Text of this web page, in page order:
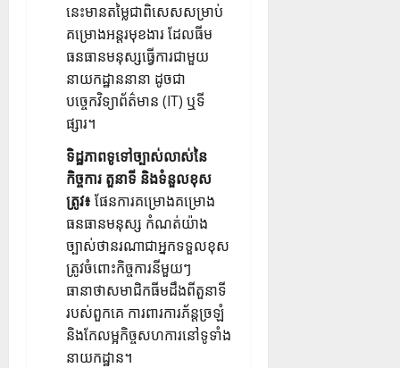
នេះមានតម្លៃជាពិសេសសម្រាប់
គម្រោងអន្តរមុខងារ ដែលធីម
ធនធានមនុស្សធ្វើការជាមួយ
នាយកដ្ឋាននានា ដូចជា
បច្ចេកវិទ្យាព័ត៌មាន (IT) ឬទី
ផ្សារ។
ទិដ្ឋភាពទូទៅច្បាស់លាស់នៃ
កិច្ចការ តួនាទី និងទំនួលខុស
ត្រូវ៖ ផែនការគម្រោងគម្រោង
ធនធានមនុស្ស កំណត់យ៉ាង
ច្បាស់ថានរណាជាអ្នកទទួលខុស
ត្រូវចំពោះកិច្ចការនីមួយៗ
ធានាថាសមាជិកធីមដឹងពីតួនាទី
របស់ពួកគេ ការពារការភ័ន្តច្រឡំ
និងកែលម្អកិច្ចសហការនៅទូទាំង
នាយកដ្ឋាន។